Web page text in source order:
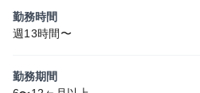
勤務時間
週13時間〜
勤務期間